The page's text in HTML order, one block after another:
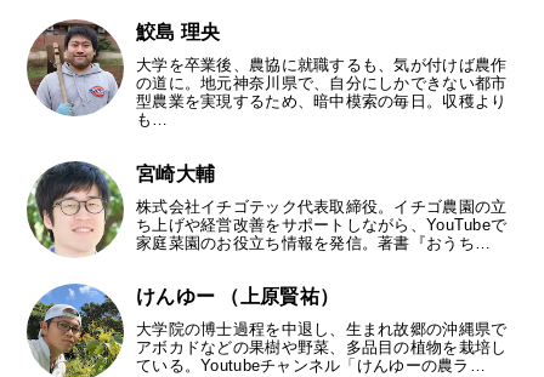
鮫島 理央
大学を卒業後、農協に就職するも、気が付けば農作
の道に。地元神奈川県で、自分にしかできない都市
型農業を実現するため、暗中模索の毎日。収穫より
も…
宮崎大輔
株式会社イチゴテック代表取締役。イチゴ農園の立
ち上げや経営改善をサポートしながら、YouTubeで
家庭菜園のお役立ち情報を発信。著書『おうち…
けんゆー （上原賢祐）
大学院の博士過程を中退し、生まれ故郷の沖縄県で
アボカドなどの果樹や野菜、多品目の植物を栽培し
ている。Youtubeチャンネル「けんゆーの農ラ…